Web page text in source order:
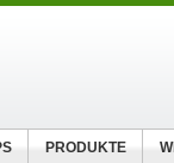
PRODUKTE